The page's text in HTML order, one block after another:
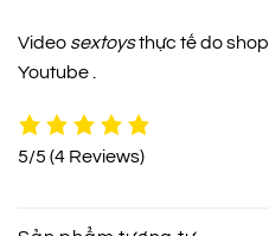
Video sextoysthực tế do shop
Youtube .
5/5 (4 Reviews)